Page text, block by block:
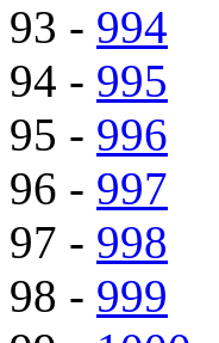
93 - 994
94 - 995
95 - 996
96 - 997
97 - 998
98 - 999